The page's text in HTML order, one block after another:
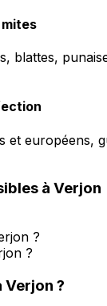
blattes,
et européens,
à Verjon
?
?
Verjon ?